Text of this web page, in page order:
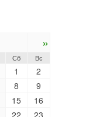
»
Сб Вс
1
2
8
9
15
16
22
23